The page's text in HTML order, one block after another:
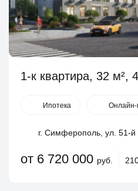
1-к квартира, 32 м²,
Ипотека Онлайн-
г. Симферополь, ул. 51-
от 6 720 000 руб.